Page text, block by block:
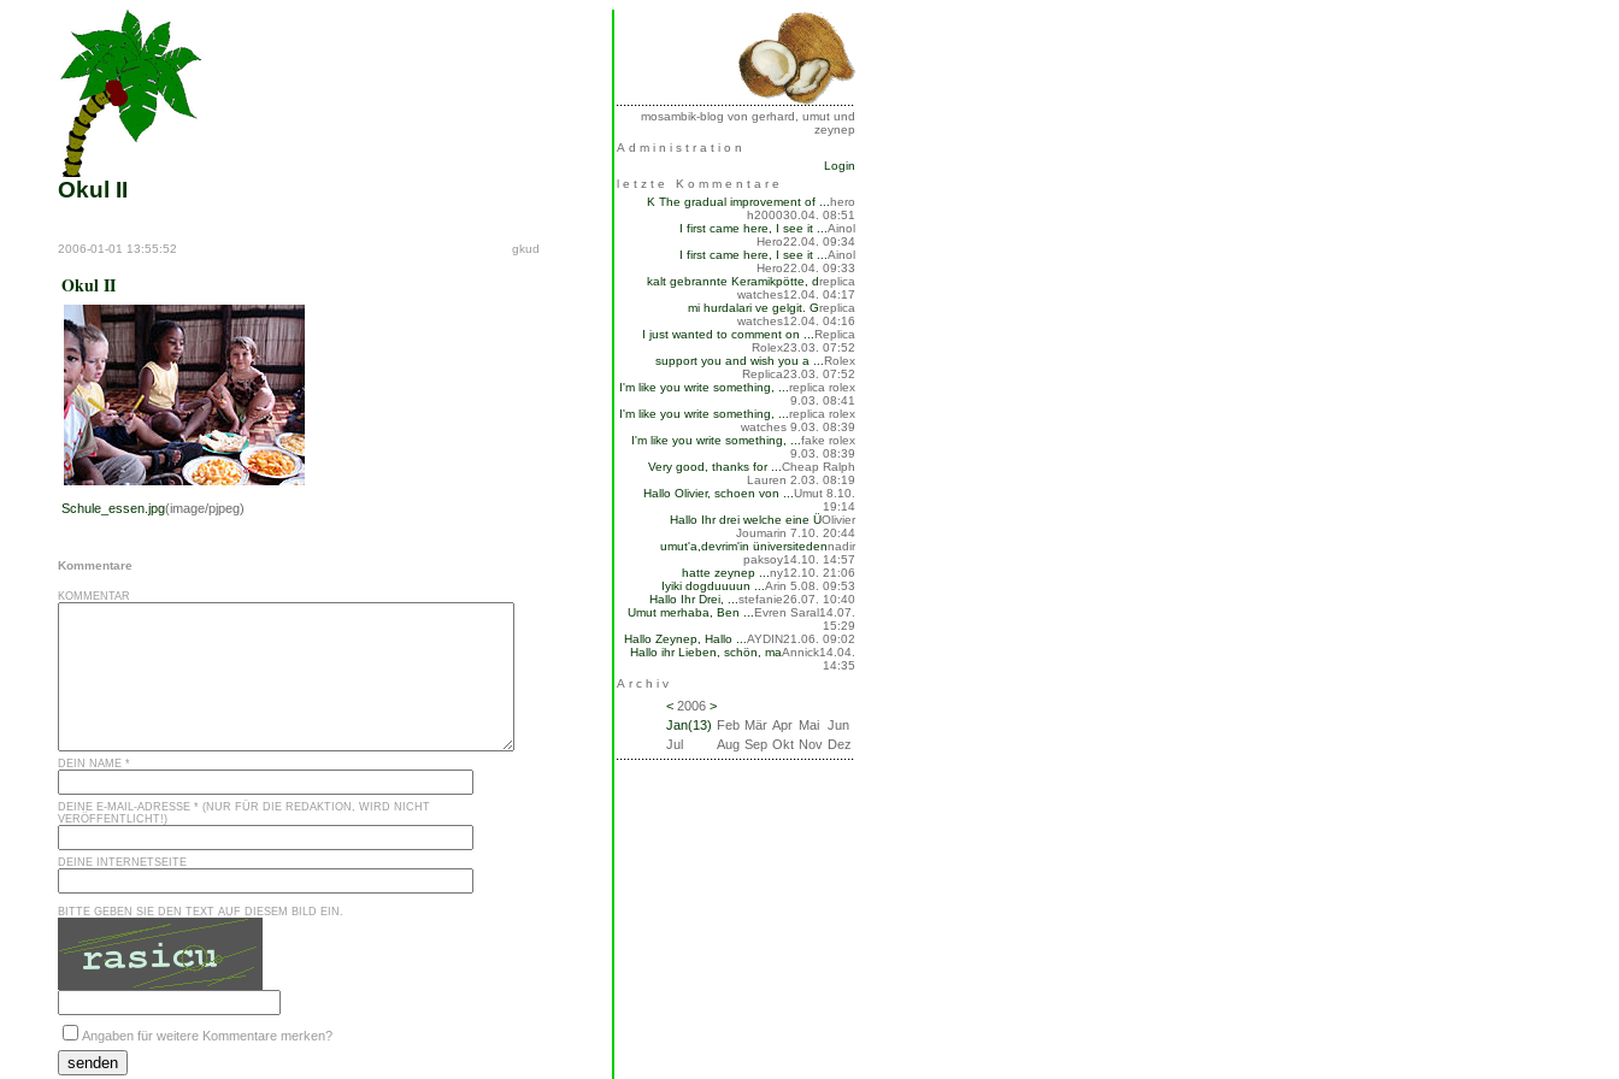
Okul II
2006-01-01 13:55:52 gkud
Okul II
Schule_essen.jpg(image/pjpeg)
Kommentare
KOMMENTAR
DEIN NAME *
DEINE E-MAIL-ADRESSE * (NUR FÜR DIE REDAKTION, WIRD NICHT
VERÖFFENTLICHT!)
DEINE INTERNETSEITE
BITTE GEBEN SIE DEN TEXT AUF DIESEM BILD EIN.
Angaben für weitere Kommentare merken?
mosambik-blog von gerhard, umut und
zeynep
Administration
Login
letzte Kommentare
K The gradual improvement of ... hero
h200030.04. 08:51
I first came here, I see it ... Ainol
Hero22.04. 09:34
I first came here, I see it ... Ainol
Hero22.04. 09:33
kalt gebrannte Keramikpötte, dreplica
watches12.04. 04:17
mi hurdalari ve gelgit. Greplica
watches12.04. 04:16
I just wanted to comment on ... Replica
Rolex23.03. 07:52
support you and wish you a ... Rolex
Replica23.03. 07:52
I'm like you write something, ... replica rolex
9.03. 08:41
I'm like you write something, ... replica rolex
watches 9.03. 08:39
I'm like you write something, ... fake rolex
9.03. 08:39
Very good, thanks for ... Cheap Ralph
Lauren 2.03. 08:19
Hallo Olivier, schoen von ... Umut 8.10.
19:14
Hallo Ihr drei welche eine ÜOlivier
Joumarin 7.10. 20:44
umut'a,devrim'in üniversitedennadir
paksoy14.10. 14:57
hatte zeynep ... ny12.10. 21:06
Iyiki dogduuuun ... Arin 5.08. 09:53
Hallo Ihr Drei, ... stefanie26.07. 10:40
Umut merhaba, Ben ... Evren Saral14.07.
15:29
Hallo Zeynep, Hallo ... AYDIN21.06. 09:02
Hallo ihr Lieben, schön, maAnnick14.04.
14:35
Archiv
< 2006 >
Jan(13) Feb Mär Apr Mai Jun
Jul
Aug Sep Okt Nov Dez